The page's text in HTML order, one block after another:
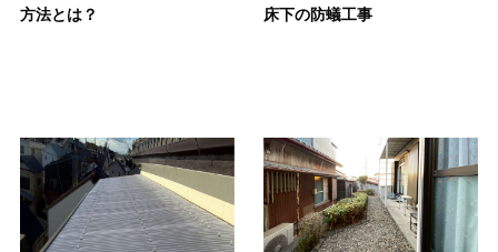
方法とは？
床下の防蟻工事